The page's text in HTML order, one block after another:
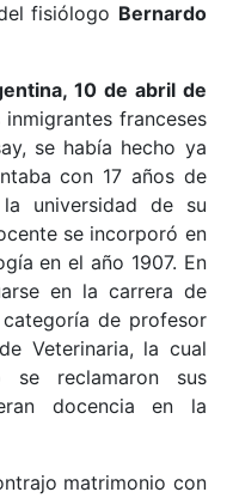
fisiólogo Bernardo
10 de abril de
franceses
se había hecho ya
con 17 años de
universidad de su
se incorporó en
en el año 1907. En
en la carrera de
de profesor
Veterinaria, la cual
se reclamaron sus
docencia en la
matrimonio con